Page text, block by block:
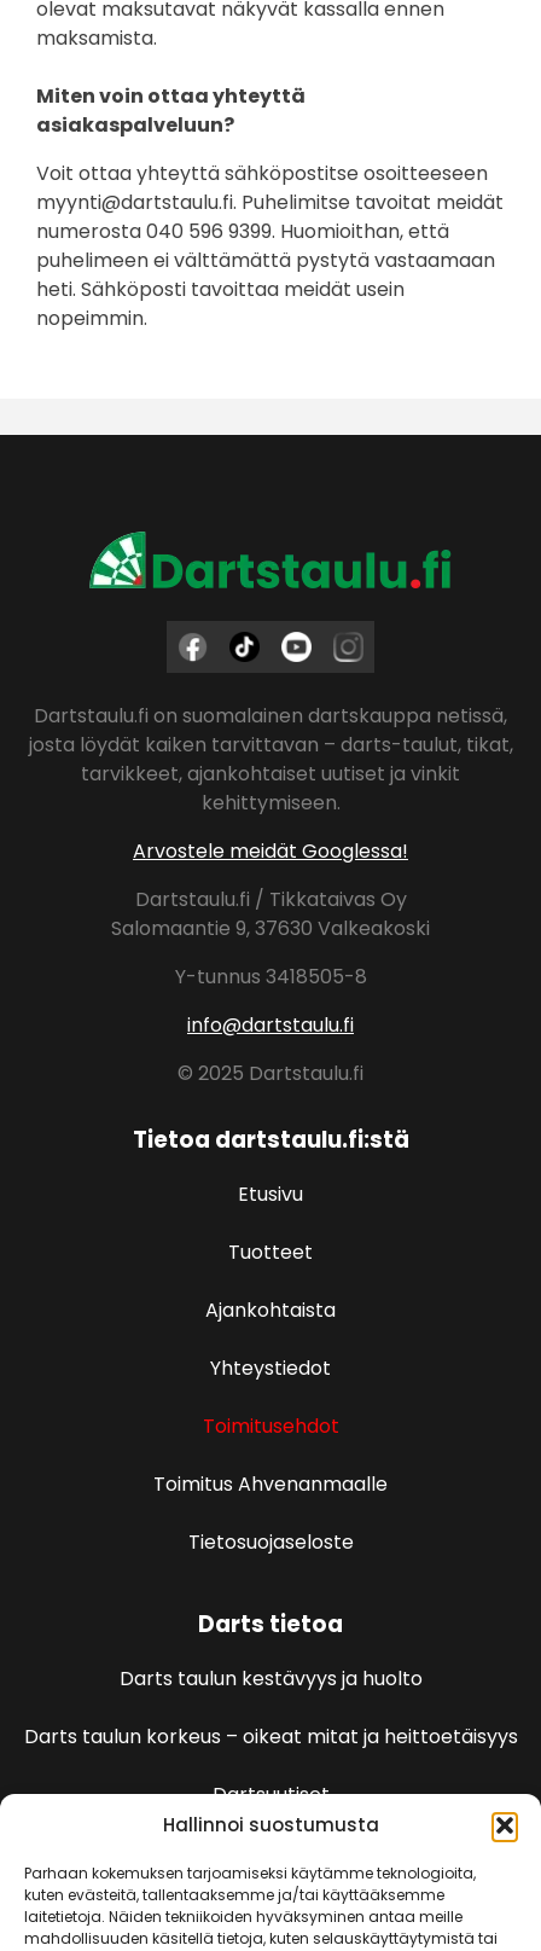
Hallinnoi suostumusta
Parhaan kokemuksen tarjoamiseksi käytämme teknologioita,
kuten evästeitä, tallentaaksemme ja/tai käyttääksemme
laitetietoja. Näiden tekniikoiden hyväksyminen antaa meille
mahdollisuuden käsitellä tietoja, kuten selauskäyttäytymistä tai
olevat maksutavat näkyvät kassalla ennen
maksamista.
Miten voin ottaa yhteyttä
asiakaspalveluun?
Voit ottaa yhteyttä sähköpostitse osoitteeseen
myynti@dartstaulu.fi. Puhelimitse tavoitat meidät
numerosta 040 596 9399. Huomioithan, että
puhelimeen ei välttämättä pystytä vastaamaan
heti. Sähköposti tavoittaa meidät usein
nopeimmin.
Dartstaulu.fi on suomalainen dartskauppa netissä,
josta löydät kaiken tarvittavan – darts-taulut, tikat,
tarvikkeet, ajankohtaiset uutiset ja vinkit
kehittymiseen.
Arvostele meidät Googlessa!
Dartstaulu.fi / Tikkataivas Oy
Salomaantie 9, 37630 Valkeakoski
Y-tunnus 3418505-8
info@dartstaulu.fi
© 2025 Dartstaulu.fi
Tietoa dartstaulu.fi:stä
Etusivu
Tuotteet
Ajankohtaista
Yhteystiedot
Toimitusehdot
Toimitus Ahvenanmaalle
Tietosuojaseloste
Darts tietoa
Darts taulun kestävyys ja huolto
Darts taulun korkeus – oikeat mitat ja heittoetäisyys
Dartsuutiset
Dartspelien sääntöjä
501 Pelin säännöt